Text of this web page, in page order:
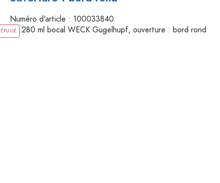
Numéro d'article : 100033840
ÉPUISÉ